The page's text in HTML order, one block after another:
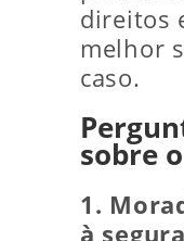
direitos
melhor
caso.
sobre
1.
à